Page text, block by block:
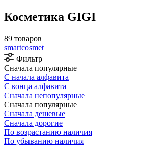
Косметика GIGI
89 товаров
smartcosmet
Фильтр
Сначала популярные
С начала алфавита
С конца алфавита
Сначала непопулярные
Сначала популярные
Сначала дешевые
Сначала дорогие
По возрастанию наличия
По убыванию наличия